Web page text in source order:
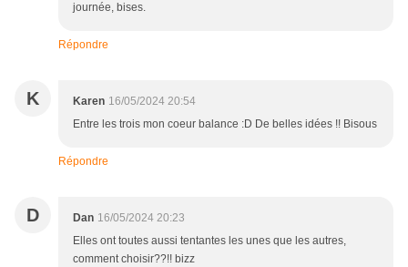
journée, bises.
Répondre
K Karen 16/05/2024 20:54
Entre les trois mon coeur balance :D De belles idées !! Bisous
Répondre
D Dan 16/05/2024 20:23
Elles ont toutes aussi tentantes les unes que les autres,
comment choisir??!! bizz